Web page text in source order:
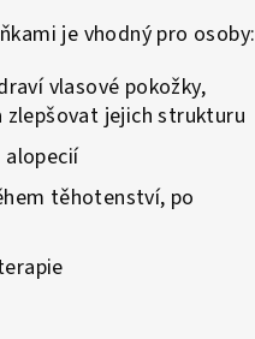
je vhodný pro osoby:
vlasové pokožky,
jejich strukturu
těhotenství, po